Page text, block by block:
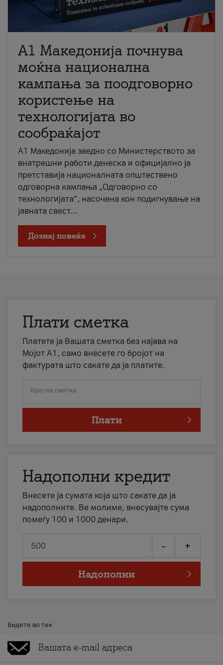
A1 Македонија почнува
моќна национална
кампања за поодговорно
користење на
технологијата во
сообраќајот
A1 Македонија заедно со Министерството за
внатрешни работи денеска и официјално ја
претставија националната општествено
одговорна кампања „Одговорно со
технологијата“, насочена кон подигнување на
јавната свест...
Дознај повеќе
Плати сметка
Платете ја Вашата сметка без најава на
Мојот А1, само внесете го бројот на
фактурата што сакате да ја платите.
Број на сметка
Плати
Надополни кредит
Внесете ја сумата која што сакате да ја
надополните. Ве молиме, внесувајте сума
помеѓу 100 и 1000 денари.
- +
Надополни
Бидете во тек